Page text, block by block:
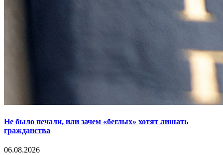
Не было печали, или зачем «беглых» хотят лишать
гражданства
06.08.2026